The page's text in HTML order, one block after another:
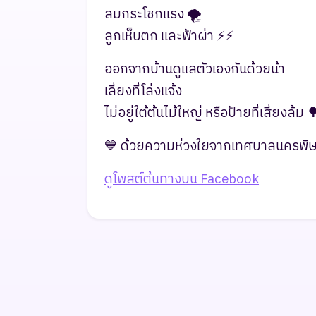
ลมกระโชกแรง 🌪️
ลูกเห็บตก และฟ้าผ่า ⚡️⚡️
ออกจากบ้านดูแลตัวเองกันด้วยน้า
เลี่ยงที่โล่งแจ้ง
ไม่อยู่ใต้ต้นไม้ใหญ่ หรือป้ายที่เสี่ยงล้ม
💙 ด้วยความห่วงใยจากเทศบาลนคร
ดูโพสต์ต้นทางบน Facebook